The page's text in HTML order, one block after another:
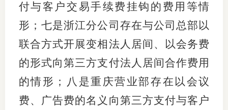
境内外
会议交
行业要
图片新
付与客户交易手续费挂钩的费用等情
形；七是浙江分公司存在与公司总部以
联合方式开展变相法人居间、以会务费
的形式向第三方支付法人居间合作费用
的情形；八是重庆营业部存在以会议
费、广告费的名义向第三方支付与客户